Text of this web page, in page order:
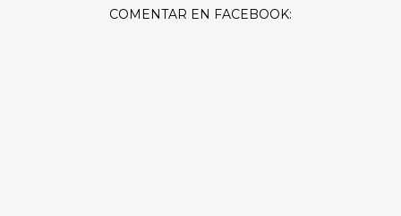
COMENTAR EN FACEBOOK: